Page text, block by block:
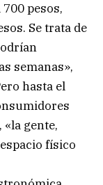
pesos,
Se trata de
semanas»,
hasta el
gente,
físico